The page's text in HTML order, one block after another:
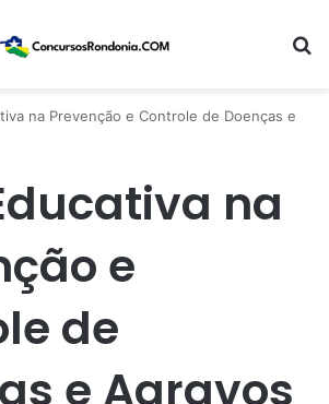
na Prevenção e Controle de Doenças e
na
e
de
e Agravos